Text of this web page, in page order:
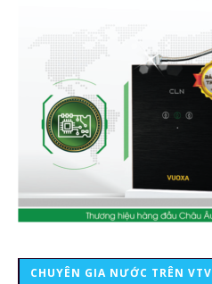
CHUYÊN GIA NƯỚC TRÊN VTV